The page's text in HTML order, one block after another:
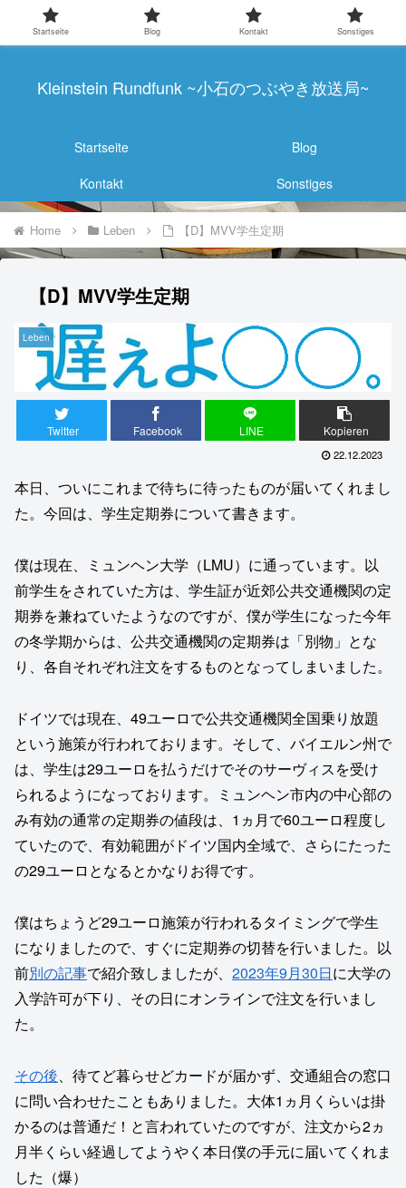
Kleinstein Rundfunk ~小石のつぶやき放送局~
Startseite
Blog
Kontakt
Sonstiges
Home Leben 【D】MVV学生定期
【D】MVV学生定期
Leben
Twitter Facebook LINE Kopieren
22.12.2023
本日、ついにこれまで待ちに待ったものが届いてくれまし
た。今回は、学生定期券について書きます。
僕は現在、ミュンヘン大学（LMU）に通っています。以
前学生をされていた方は、学生証が近郊公共交通機関の定
期券を兼ねていたようなのですが、僕が学生になった今年
の冬学期からは、公共交通機関の定期券は「別物」とな
り、各自それぞれ注文をするものとなってしまいました。
ドイツでは現在、49ユーロで公共交通機関全国乗り放題
という施策が行われております。そして、バイエルン州で
は、学生は29ユーロを払うだけでそのサーヴィスを受け
られるようになっております。ミュンヘン市内の中心部の
み有効の通常の定期券の値段は、1ヵ月で60ユーロ程度し
ていたので、有効範囲がドイツ国内全域で、さらにたった
の29ユーロとなるとかなりお得です。
僕はちょうど29ユーロ施策が行われるタイミングで学生
になりましたので、すぐに定期券の切替を行いました。以
前別の記事で紹介致しましたが、 2023年9月30日に大学の
入学許可が下り、その日にオンラインで注文を行いまし
た。
その後、待てど暮らせどカードが届かず、交通組合の窓口
に問い合わせたこともありました。大体1ヵ月くらいは掛
かるのは普通だ！と言われていたのですが、注文から2ヵ
月半くらい経過してようやく本日僕の手元に届いてくれま
した（爆）
Startseite Blog Kontakt Sonstiges